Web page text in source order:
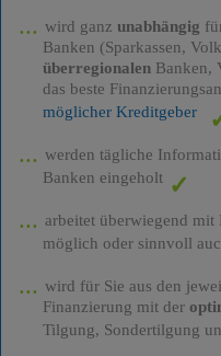
wird ganz unabhängig
Banken (Sparkassen,
überregionalenBanken,
das beste
möglicher Kreditgeber
werden tägliche
Banken eingeholt
arbeitet überwiegend mit
möglich oder sinnvoll
wird für Sie aus den
Finanzierung mit der
Tilgung, Sondertilgung